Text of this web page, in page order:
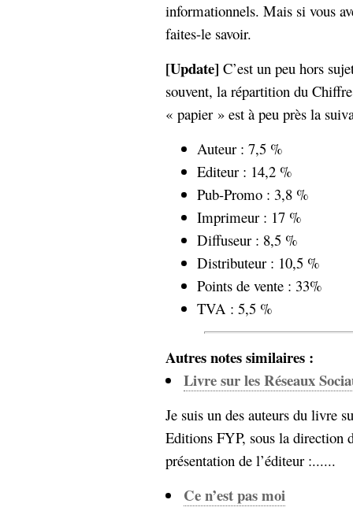
informationnels. Mais si vous
faites-le savoir.
[Update] C’est un peu hors
souvent, la répartition du
« papier » est à peu près la
Auteur : 7,5 %
Editeur : 14,2 %
Pub-Promo : 3,8 %
Imprimeur : 17 %
Diffuseur : 8,5 %
Distributeur : 10,5 %
Points de vente : 33%
TVA : 5,5 %
Autres notes similaires :
Livre sur les Réseaux
Je suis un des auteurs du livre
Editions FYP, sous la direction
présentation de l’éditeur :......
Ce n’est pas moi